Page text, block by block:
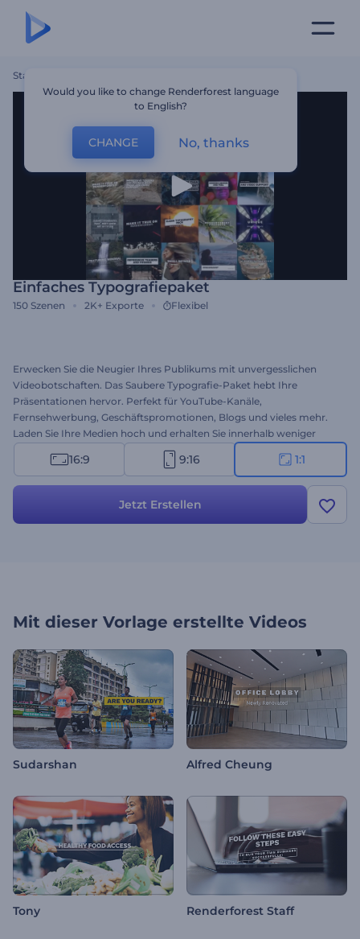
Startseite
Einfaches Typografiepaket
150 Szenen 2K+ Exporte Flexibel
Erwecken Sie die Neugier Ihres Publikums mit unvergesslichen
Videobotschaften. Das Saubere Typografie-Paket hebt Ihre
Präsentationen hervor. Perfekt für YouTube-Kanäle,
Fernsehwerbung, Geschäftspromotionen, Blogs und vieles mehr.
Laden Sie Ihre Medien hoch und erhalten Sie innerhalb weniger
Minuten ein dynamisches und stilvolles Typografie-Video. Erstellen
Sie sofort kostenlos eine einzigartige Videobotschaft!
16:9 9:16 1:1
Jetzt Erstellen
Mit dieser Vorlage erstellte Videos
Sudarshan Alfred Cheung
Tony Renderforest Staff
Would you like to change Renderforest language
to English?
CHANGE No, thanks